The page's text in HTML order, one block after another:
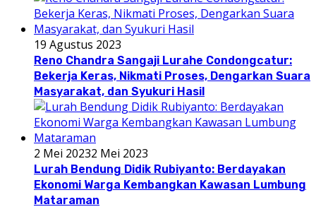
19 Agustus 2023
Reno Chandra Sangaji Lurahe Condongcatur:
Bekerja Keras, Nikmati Proses, Dengarkan Suara
Masyarakat, dan Syukuri Hasil
2 Mei 20232 Mei 2023
Lurah Bendung Didik Rubiyanto: Berdayakan
Ekonomi Warga Kembangkan Kawasan Lumbung
Mataraman